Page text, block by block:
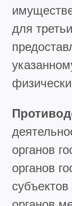
для
органов
органов